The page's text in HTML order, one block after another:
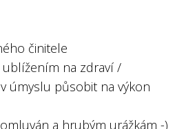
činitele
ublížením na zdraví /
úmyslu působit na výkon
a hrubým urážkám -)